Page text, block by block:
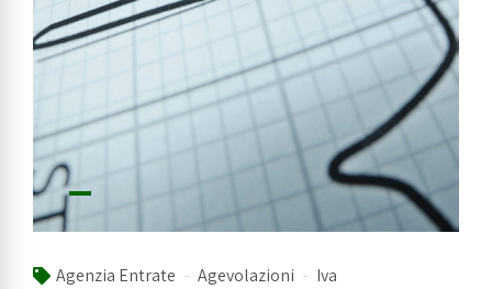
Agenzia Entrate Agevolazioni
Iva